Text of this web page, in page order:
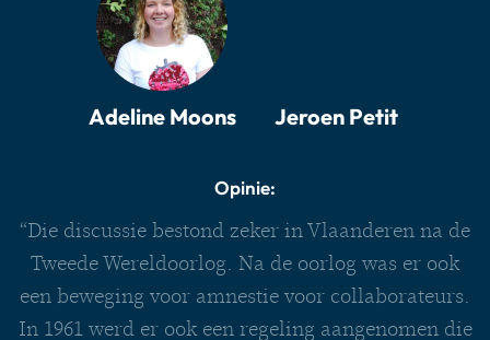
Adeline Moons Jeroen Petit
Opinie:
“Die discussie bestond zeker in Vlaanderen na de
Tweede Wereldoorlog. Na de oorlog was er ook
een beweging voor amnestie voor collaborateurs.
In 1961 werd er ook een regeling aangenomen die